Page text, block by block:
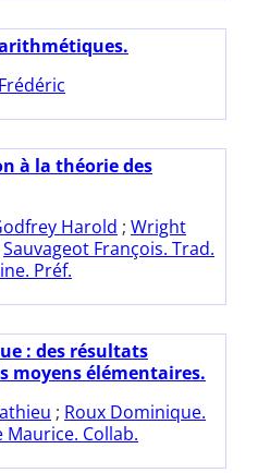
à la théorie des
Harold ; Wright
Sauvageot François. Trad.
Préf.
: des résultats
moyens élémentaires.
; Roux Dominique.
Maurice. Collab.